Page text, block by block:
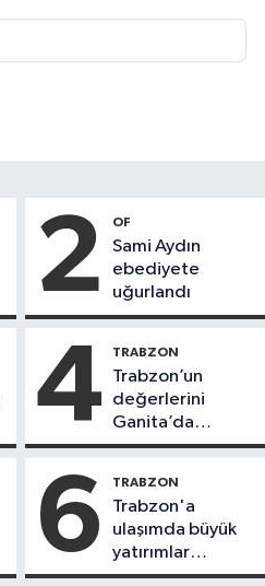
2 OF
Sami Aydın
ebediyete
uğurlandı
4 TRABZON
Trabzon’un
değerlerini
Ganita’da
yaşatıyoruz
6 TRABZON
Trabzon'a
ulaşımda büyük
yatırımlar
yapılıyor